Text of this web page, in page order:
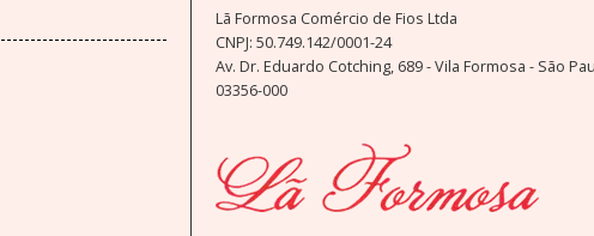
Lã Formosa Comércio de Fios Ltda
CNPJ: 50.749.142/0001-24
Av. Dr. Eduardo Cotching, 689 - Vila Formosa - São
03356-000